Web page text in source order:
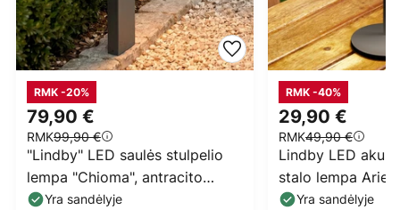
79,90 €
RMK99,90 €
RMK -20%
"Lindby" LED saulės stulpelio
lempa "Chioma", antracito
spalvos, jutiklis
Yra sandėlyje
29,90 €
RMK49,90 €
RMK -40%
Lindby LED
stalo lempa
reguliuojamo
Yra sandėlyje